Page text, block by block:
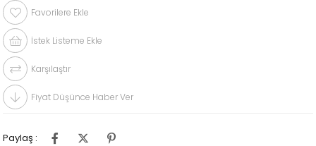
Favorilere Ekle
İstek Listeme Ekle
Karşılaştır
Fiyat Düşünce Haber Ver
Paylaş :